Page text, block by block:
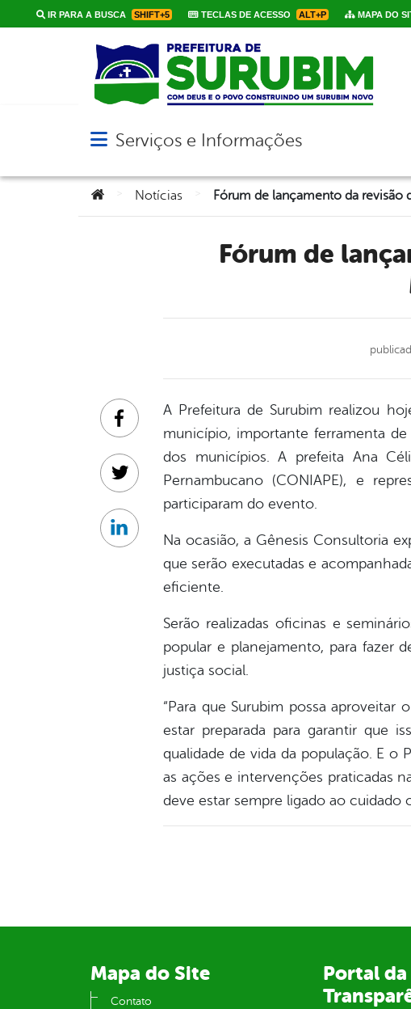
IR PARA A BUSCA SHIFT+5 TECLAS DE ACESSO ALT+P MAPA DO
Abrir menu principal de navegação
Serviços e Informações
Você está aqui:
Notícias
Fórum de lançamento da revisão do Plano Diretor do
A Prefeitura de Surubim realizou
município, importante ferramenta
dos municípios. A prefeita Ana
Pernambucano (CONIAPE), e
participaram do evento.
Na ocasião, a Gênesis Consultoria
que serão executadas e
eficiente.
Serão realizadas oficinas e
popular e planejamento, para fazer
justiça social.
“Para que Surubim possa
estar preparada para garantir que
qualidade de vida da população. E
as ações e intervenções praticadas
deve estar sempre ligado ao cuidado
Facebook
Twitter
Linkedin
Mapa do Site
Contato
Portal da